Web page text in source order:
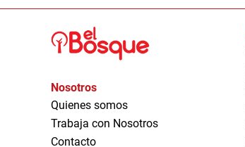
Nosotros
Quienes somos
Trabaja con Nosotros
Contacto